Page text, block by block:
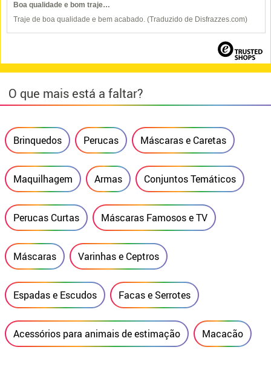
Boa qualidade e bom traje…
Traje de boa qualidade e bem acabado. (Traduzido de Disfrazzes.com)
O que mais está a faltar?
Brinquedos Perucas Máscaras e Caretas
Maquilhagem Armas Conjuntos Temáticos
Perucas Curtas Máscaras Famosos e TV
Máscaras Varinhas e Ceptros
Espadas e Escudos Facas e Serrotes
Acessórios para animais de estimação Macacão